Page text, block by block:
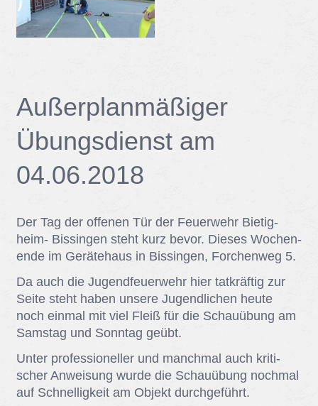
Au­ßer­plan­mä­ßi­ger
Übungs­dienst am
04.06.2018
Der Tag der of­fe­nen Tür der Feu­er­wehr Bie­tig­
heim- Bis­sin­gen steht kurz be­vor. Die­ses Wo­chen­
en­de im Ge­rä­te­haus in Bis­sin­gen, For­chen­weg 5.
Da auch die Ju­gend­feu­er­wehr hier tat­kräf­tig zur
Sei­te steht ha­ben un­se­re Ju­gend­li­chen heu­te
noch ein­mal mit viel Fleiß für die Schau­übung am
Sams­tag und Sonn­tag ge­übt.
Un­ter pro­fes­sio­nel­ler und manch­mal auch kri­ti­
scher An­wei­sung wur­de die Schau­übung noch­mal
auf Schnel­lig­keit am Ob­jekt durch­ge­führt.